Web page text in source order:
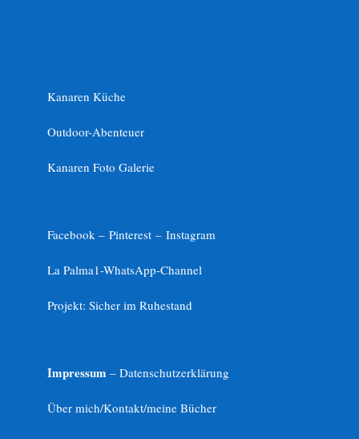
Kanaren Küche
Outdoor-Abenteuer
Kanaren Foto Galerie
Facebook – Pinterest – Instagram
La Palma1-WhatsApp-Channel
Projekt: Sicher im Ruhestand
Impressum – Datenschutzerklärung
Über mich/Kontakt/meine Bücher